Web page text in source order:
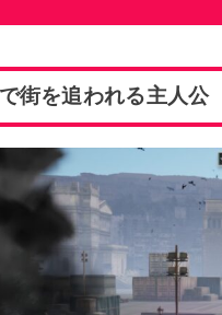
街を追われる主人公